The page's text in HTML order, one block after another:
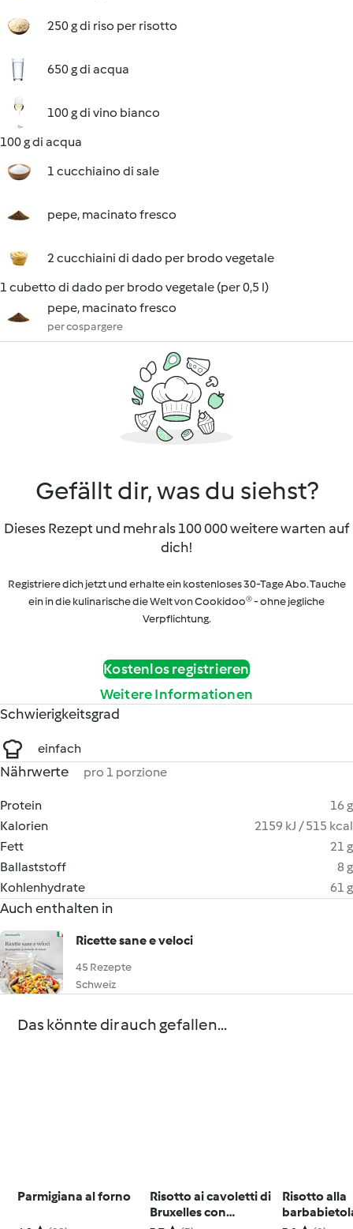
250 g di riso per risotto
650 g di acqua
100 g di vino bianco
100 g di acqua
1 cucchiaino di sale
pepe, macinato fresco
2 cucchiaini di dado per brodo vegetale
1 cubetto di dado per brodo vegetale (per 0,5 l)
pepe, macinato fresco
per cospargere
Gefällt dir, was du siehst?
Dieses Rezept und mehr als 100 000 weitere warten auf
dich!
Registriere dich jetzt und erhalte ein kostenloses 30-Tage Abo. Tauche
ein in die kulinarische die Welt von Cookidoo® - ohne jegliche
Verpflichtung.
Kostenlos registrieren
Weitere Informationen
Schwierigkeitsgrad
einfach
Nährwerte pro 1 porzione
Protein
16 g
Kalorien
2159 kJ / 515 kcal
Fett
21 g
Ballaststoff
8 g
Kohlenhydrate
61 g
Auch enthalten in
Ricette sane e veloci
45 Rezepte
Schweiz
Das könnte dir auch gefallen...
Parmigiana al forno
Risotto ai cavoletti di
Bruxelles con
Risotto alla